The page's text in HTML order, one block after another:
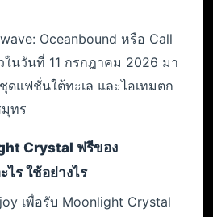
Oceanbound หรือ Call
ในวันที่ 11 กรกฎาคม 2026 มา
แฟชั่นใต้ทะเล และไอเทมตก
ทร
Crystal ฟรีของ
ร ใช้อย่างไร
เพื่อรับ Moonlight Crystal